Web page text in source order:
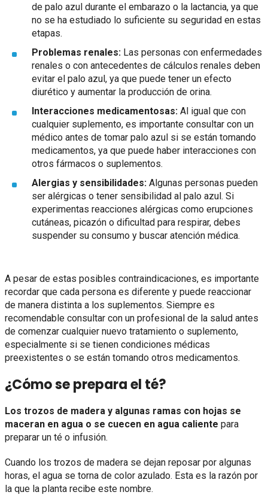
de palo azul durante el embarazo o la lactancia, ya que
no se ha estudiado lo suficiente su seguridad en estas
etapas.
Problemas renales: Las personas con enfermedades
renales o con antecedentes de cálculos renales deben
evitar el palo azul, ya que puede tener un efecto
diurético y aumentar la producción de orina.
Interacciones medicamentosas: Al igual que con
cualquier suplemento, es importante consultar con un
médico antes de tomar palo azul si se están tomando
medicamentos, ya que puede haber interacciones con
otros fármacos o suplementos.
Alergias y sensibilidades: Algunas personas pueden
ser alérgicas o tener sensibilidad al palo azul. Si
experimentas reacciones alérgicas como erupciones
cutáneas, picazón o dificultad para respirar, debes
suspender su consumo y buscar atención médica.
A pesar de estas posibles contraindicaciones, es importante
recordar que cada persona es diferente y puede reaccionar
de manera distinta a los suplementos. Siempre es
recomendable consultar con un profesional de la salud antes
de comenzar cualquier nuevo tratamiento o suplemento,
especialmente si se tienen condiciones médicas
preexistentes o se están tomando otros medicamentos.
¿Cómo se prepara el té?
Los trozos de madera y algunas ramas con hojas se
maceran en agua o se cuecen en agua caliente para
preparar un té o infusión.
Cuando los trozos de madera se dejan reposar por algunas
horas, el agua se torna de color azulado. Esta es la razón por
la que la planta recibe este nombre.